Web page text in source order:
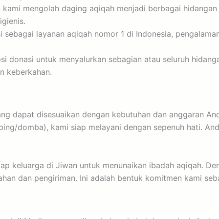
mengolah daging aqiqah menjadi berbagai
layanan aqiqah nomor 1 di Indonesia,
donasi untuk menyalurkan sebagian atau seluruh
keberkahan.
dapat disesuaikan dengan kebutuhan dan anggaran
domba), kami siap melayani dengan sepenuh hati.
keluarga di Jiwan untuk menunaikan ibadah aqiqah.
dan pengiriman. Ini adalah bentuk komitmen kami